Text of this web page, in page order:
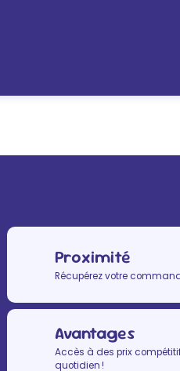
Proximité
Récupérez votre
Avantages
Accès à des prix
quotidien !